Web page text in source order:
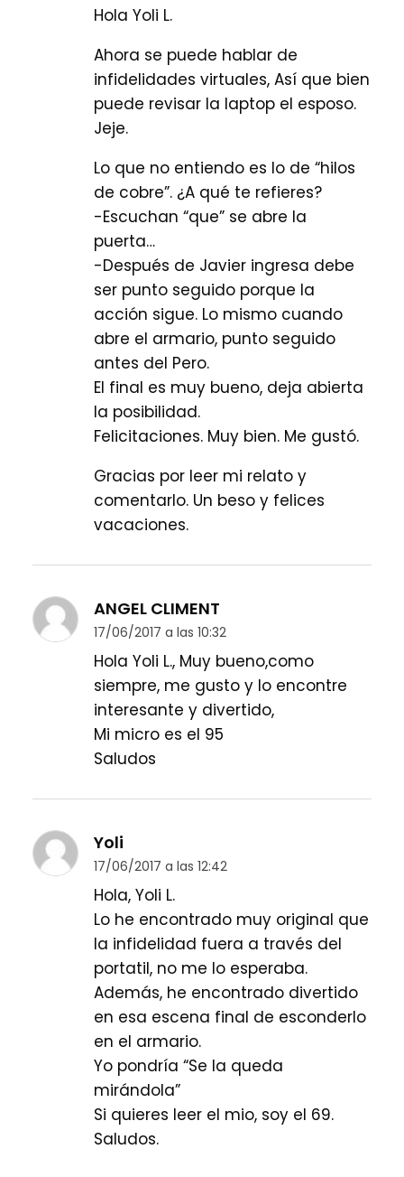
Hola Yoli L.
Ahora se puede hablar de
infidelidades virtuales, Así que bien
puede revisar la laptop el esposo.
Jeje.
Lo que no entiendo es lo de “hilos
de cobre”. ¿A qué te refieres?
-Escuchan “que” se abre la
puerta…
-Después de Javier ingresa debe
ser punto seguido porque la
acción sigue. Lo mismo cuando
abre el armario, punto seguido
antes del Pero.
El final es muy bueno, deja abierta
la posibilidad.
Felicitaciones. Muy bien. Me gustó.
Gracias por leer mi relato y
comentarlo. Un beso y felices
vacaciones.
ANGEL CLIMENT
17/06/2017 a las 10:32
Hola Yoli L., Muy bueno,como
siempre, me gusto y lo encontre
interesante y divertido,
Mi micro es el 95
Saludos
Yoli
17/06/2017 a las 12:42
Hola, Yoli L.
Lo he encontrado muy original que
la infidelidad fuera a través del
portatil, no me lo esperaba.
Además, he encontrado divertido
en esa escena final de esconderlo
en el armario.
Yo pondría “Se la queda
mirándola”
Si quieres leer el mio, soy el 69.
Saludos.